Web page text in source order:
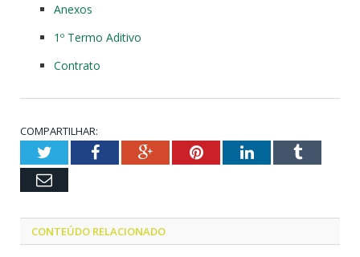
Anexos
1º Termo Aditivo
Contrato
COMPARTILHAR:
TwitterFacebookGoogle+PinterestLinkedInTumblr
Email
CONTEÚDO RELACIONADO